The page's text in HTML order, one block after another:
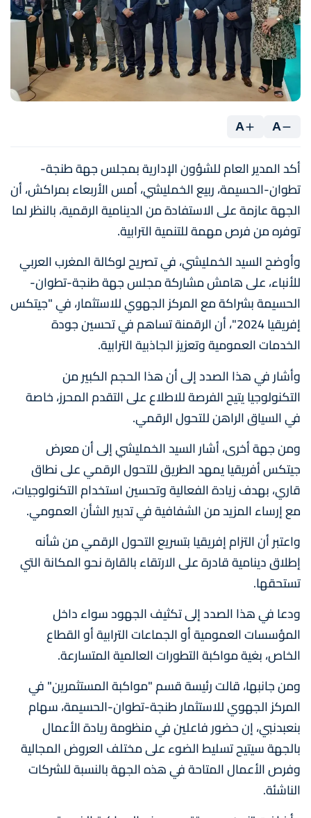
A
A
أكد المدير العام للشؤون الإدارية بمجلس جهة طنجة-
تطوان-الحسيمة، ربيع الخمليشي، أمس الأربعاء بمراكش، أن
الجهة عازمة على الاستفادة من الدينامية الرقمية، بالنظر لما
توفره من فرص مهمة للتنمية الترابية.
وأوضح السيد الخمليشي، في تصريح لوكالة المغرب العربي
للأنباء، على هامش مشاركة مجلس جهة طنجة-تطوان-
الحسيمة بشراكة مع المركز الجهوي للاستثمار، في "جيتكس
إفريقيا 2024"، أن الرقمنة تساهم في تحسين جودة
الخدمات العمومية وتعزيز الجاذبية الترابية.
وأشار في هذا الصدد إلى أن هذا الحجم الكبير من
التكنولوجيا يتيح الفرصة للاطلاع على التقدم المحرز، خاصة
في السياق الراهن للتحول الرقمي.
ومن جهة أخرى، أشار السيد الخمليشي إلى أن معرض
جيتكس أفريقيا يمهد الطريق للتحول الرقمي على نطاق
قاري، بهدف زيادة الفعالية وتحسين استخدام التكنولوجيات،
مع إرساء المزيد من الشفافية في تدبير الشأن العمومي.
واعتبر أن التزام إفريقيا بتسريع التحول الرقمي من شأنه
إطلاق دينامية قادرة على الارتقاء بالقارة نحو المكانة التي
تستحقها.
ودعا في هذا الصدد إلى تكثيف الجهود سواء داخل
المؤسسات العمومية أو الجماعات الترابية أو القطاع
الخاص، بغية مواكبة التطورات العالمية المتسارعة.
ومن جانبها، قالت رئيسة قسم "مواكبة المستثمرين" في
المركز الجهوي للاستثمار طنجة-تطوان-الحسيمة، سهام
بنعبدنبي، إن حضور فاعلين في منظومة ريادة الأعمال
بالجهة سيتيح تسليط الضوء على مختلف العروض المجالية
وفرص الأعمال المتاحة في هذه الجهة بالنسبة للشركات
الناشئة.